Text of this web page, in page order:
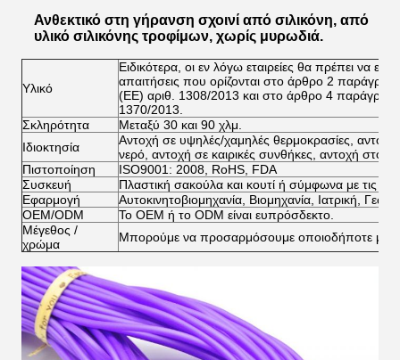
Ανθεκτικό στη γήρανση σχοινί από σιλικόνη, από
υλικό σιλικόνης τροφίμων, χωρίς μυρωδιά.
Υλικό
Ειδικότερα, οι εν λόγω εταιρείες θα πρέπει να
απαιτήσεις που ορίζονται στο άρθρο 2
(ΕΕ) αριθ. 1308/2013 και στο άρθρο 4
1370/2013.
Σκληρότητα
Μεταξύ 30 και 90 χλμ.
Ιδιοκτησία
Αντοχή σε υψηλές/χαμηλές θερμοκρασίες, αντοχή
νερό, αντοχή σε καιρικές συνθήκες, αντοχή στο
Πιστοποίηση
ISO9001: 2008, RoHS, FDA
Συσκευή
Πλαστική σακούλα και κουτί ή σύμφωνα με τις
Εφαρμογή
Αυτοκινητοβιομηχανία, Βιομηχανία, Ιατρική,
OEM/ODM
Το OEM ή το ODM είναι ευπρόσδεκτο.
Μέγεθος /
χρώμα
Μπορούμε να προσαρμόσουμε οποιοδήποτε